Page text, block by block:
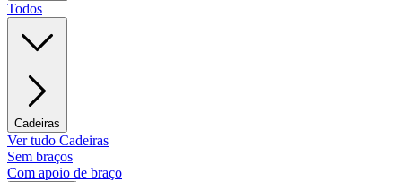
Todos
Cadeiras
Ver tudo Cadeiras
Sem braços
Com apoio de braço